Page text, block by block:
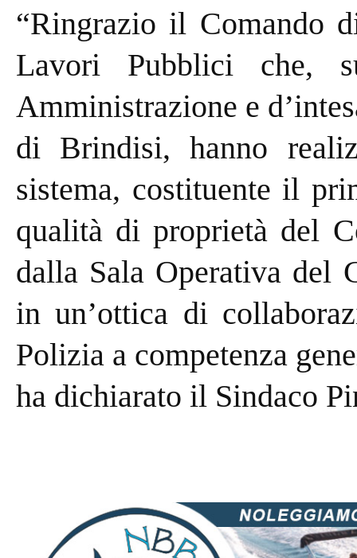
“Ringrazio il Comando
Lavori Pubblici che,
Amministrazione e
di Brindisi, hanno
sistema, costituente il
qualità di proprietà del
dalla Sala Operativa del
in un’ottica di
Polizia a competenza
ha dichiarato il Sindaco